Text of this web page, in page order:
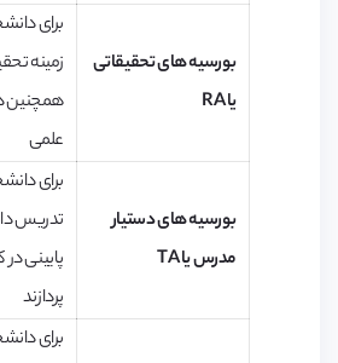
بورسیه‌ های تحقیقاتی
یاRA
برای
زمینه
همچنین
علمی
بورسیه ‌های دستیار
مدرس یاTA
برای
تدریس
پایینی
‌پردازند
برای